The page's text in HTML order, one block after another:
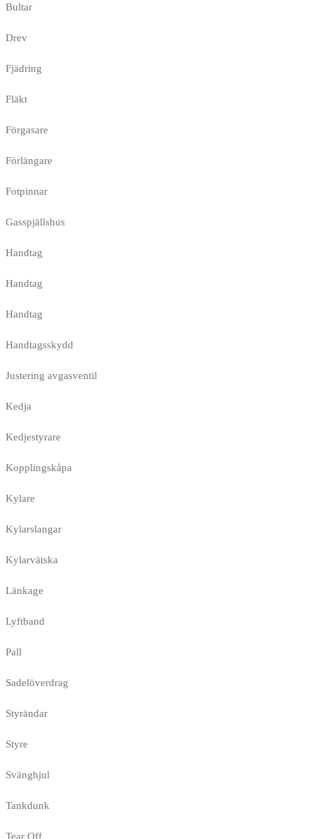
Bultar
Drev
Fjädring
Fläkt
Förgasare
Förlängare
Fotpinnar
Gasspjällshus
Handtag
Handtag
Handtag
Handtagsskydd
Justering avgasventil
Kedja
Kedjestyrare
Kopplingskåpa
Kylare
Kylarslangar
Kylarvätska
Länkage
Lyftband
Pall
Sadelöverdrag
Styrändar
Styre
Svänghjul
Tankdunk
Tear Off